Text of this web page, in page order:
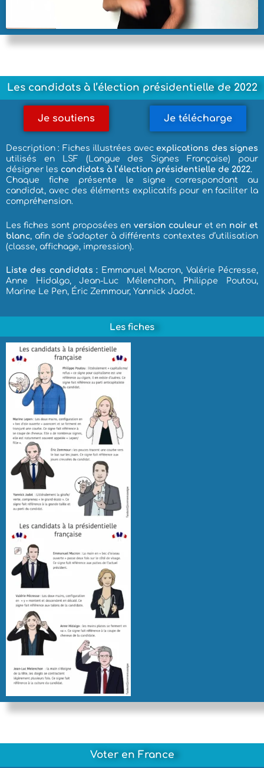
Les candidats à l’élection présidentielle de 2022
Je soutiens Je télécharge
Description : Fiches illustrées avec explications des signes
utilisés en LSF (Langue des Signes Française) pour
désigner les candidats à l’élection présidentielle de 2022.
Chaque fiche présente le signe correspondant au
candidat, avec des éléments explicatifs pour en faciliter la
compréhension.
Les fiches sont proposées en version couleuret en noir et
blanc, afin de s’adapter à différents contextes d’utilisation
(classe, affichage, impression).
Liste des candidats : Emmanuel Macron, Valérie Pécresse,
Anne Hidalgo, Jean-Luc Mélenchon, Philippe Poutou,
Marine Le Pen, Éric Zemmour, Yannick Jadot.
Les fiches
Voter en France